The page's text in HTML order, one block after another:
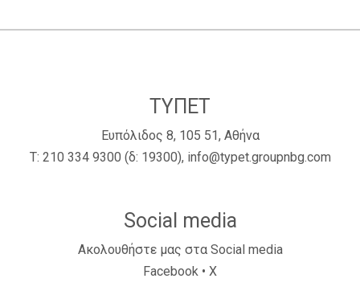
ΤΥΠΕΤ
Ευπόλιδος 8, 105 51, Αθήνα
Τ: 210 334 9300 (δ: 19300), info@typet.groupnbg.com
Social media
Ακολουθήστε μας στα Social media
Facebook • X